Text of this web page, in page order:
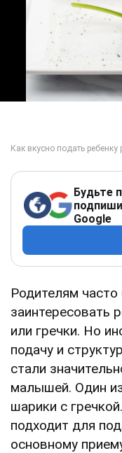
Будьте
Google
Родителям
заинтересовать
или гречки. Но
подачу и
стали
малышей. Один
шарики с гречкой.
подходит для
основному